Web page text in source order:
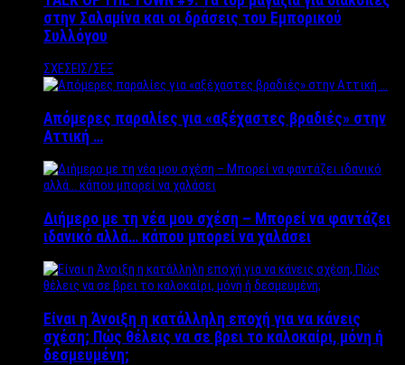
στην Σαλαμίνα και οι δράσεις του Εμπορικού
Συλλόγου
ΣΧΕΣΕΙΣ/ΣΕΞ
Απόμερες παραλίες για «αξέχαστες βραδιές» στην
Αττική …
Διήμερο με τη νέα μου σχέση – Μπορεί να φαντάζει
ιδανικό αλλά… κάπου μπορεί να χαλάσει
Είναι η Άνοιξη η κατάλληλη εποχή για να κάνεις
σχέση; Πώς θέλεις να σε βρει το καλοκαίρι, μόνη ή
δεσμευμένη;